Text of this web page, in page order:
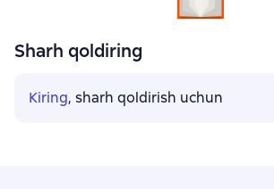
Sharh qoldiring
Kiring, sharh qoldirish uchun